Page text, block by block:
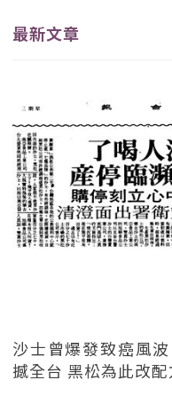
最新文章
沙士曾爆發致癌風
撼全台 黑松為此改配